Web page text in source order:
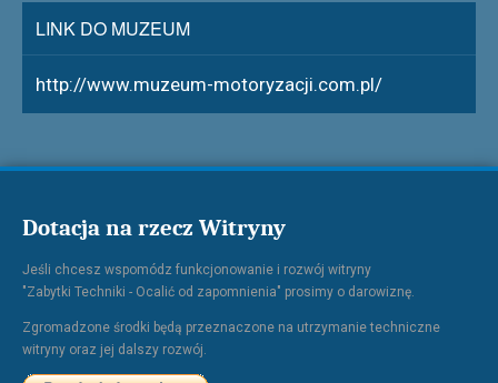
LINK DO MUZEUM
http://www.muzeum-motoryzacji.com.pl/
Dotacja na rzecz Witryny
Jeśli chcesz wspomódz funkcjonowanie i rozwój witryny
"Zabytki Techniki - Ocalić od zapomnienia" prosimy o darowiznę.
Zgromadzone środki będą przeznaczone na utrzymanie techniczne
witryny oraz jej dalszy rozwój.